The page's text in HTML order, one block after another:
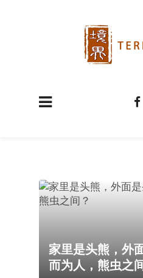
家里是头熊，外
而为人，熊虫之